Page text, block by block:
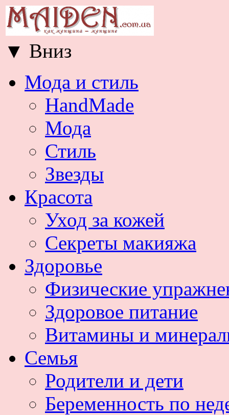
▼ Вниз
Мода и стиль
HandMade
Мода
Стиль
Звезды
Красота
Уход за кожей
Секреты макияжа
Здоровье
Физические
Здоровое питание
Витамины и
Семья
Родители и дети
Беременность по